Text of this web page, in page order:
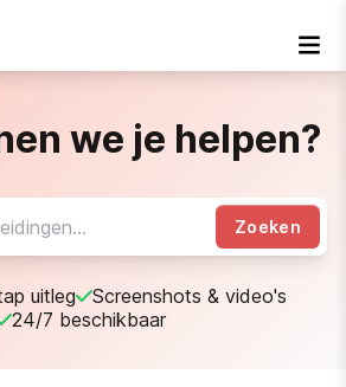
we je helpen?
Zoeken
uitleg
Screenshots & video's
24/7 beschikbaar